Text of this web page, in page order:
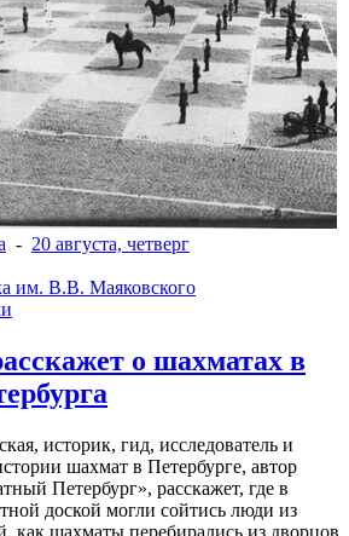
- 20 августа, четверг
им. В.В. Маяковского
о шахматах в
историк, гид, исследователь и
шахмат в Петербурге, автор
Петербург», расскажет, где в
доской могли сойтись люди из
как шахматы перебирались из дворцов